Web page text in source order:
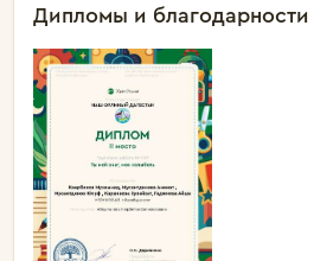
Дипломы и благодарности